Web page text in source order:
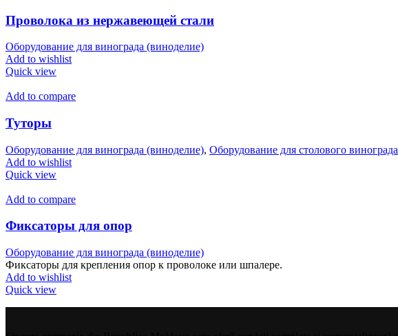
Проволока из нержавеющей стали
Оборудование для винограда (виноделие)
Add to wishlist
Quick view
Add to compare
Туторы
Оборудование для винограда (виноделие), Оборудование для столового винограда
Add to wishlist
Quick view
Add to compare
Фиксаторы для опор
Оборудование для винограда (виноделие)
Фиксаторы для крепления опор к проволоке или шпалере.
Add to wishlist
Quick view